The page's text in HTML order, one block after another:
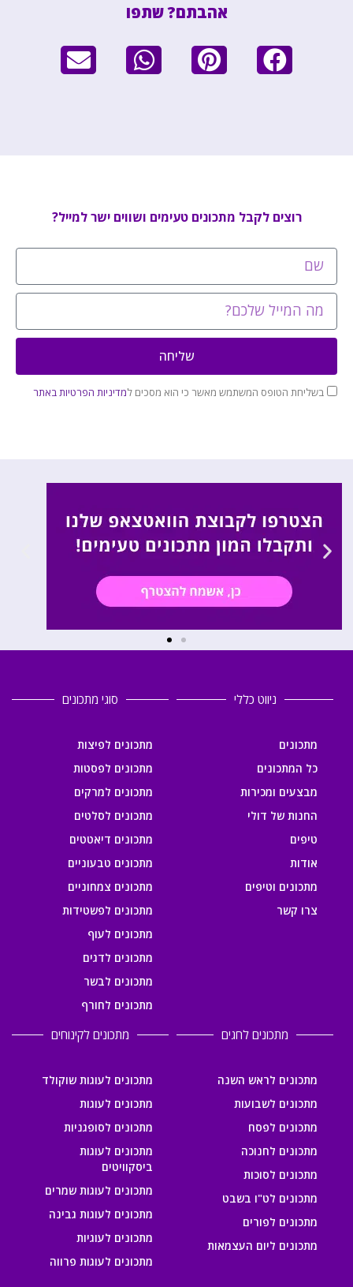
אהבתם? שתפו
רוצים לקבל מתכונים טעימים ושווים ישר למייל?
בשליחת הטופס המשתמש מאשר כי הוא מסכים למדיניות הפרטיות באתר
שליחה
ניווט כללי
מתכונים
כל המתכונים
מבצעים ומכירות
החנות של דולי
טיפים
אודות
מתכונים וטיפים
צרו קשר
סוגי מתכונים
מתכונים לפיצות
מתכונים לפסטות
מתכונים למרקים
מתכונים לסלטים
מתכונים דיאטטים
מתכונים טבעוניים
מתכונים צמחוניים
מתכונים לפשטידות
מתכונים לעוף
מתכונים לדגים
מתכונים לבשר
מתכונים לחורף
מתכונים לחגים
מתכונים לראש השנה
מתכונים לשבועות
מתכונים לפסח
מתכונים לחנוכה
מתכונים לסוכות
מתכונים לט"ו בשבט
מתכונים לפורים
מתכונים ליום העצמאות
מתכונים לקינוחים
מתכונים לעוגות שוקולד
מתכונים לעוגות
מתכונים לסופגניות
מתכונים לעוגות
ביסקוויטים
מתכונים לעוגות שמרים
מתכונים לעוגות גבינה
מתכונים לעוגיות
מתכונים לעוגות פרווה